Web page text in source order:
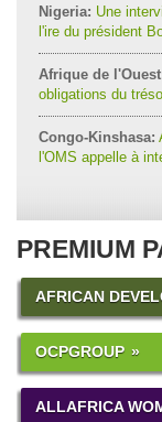
Nigeria: Une
l'ire du président
Afrique de
obligations du
Congo-Kinshasa:
l'OMS appelle à
PREMIUM
AFRICAN
OCPGROUP
ALLAFRICA